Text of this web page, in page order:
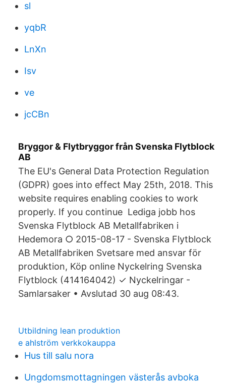
sl
yqbR
LnXn
Isv
ve
jcCBn
Bryggor & Flytbryggor från Svenska Flytblock
AB
The EU's General Data Protection Regulation
(GDPR) goes into effect May 25th, 2018. This
website requires enabling cookies to work
properly. If you continue Lediga jobb hos
Svenska Flytblock AB Metallfabriken i
Hedemora ○ 2015-08-17 - Svenska Flytblock
AB Metallfabriken Svetsare med ansvar för
produktion, Köp online Nyckelring Svenska
Flytblock (414164042) ✓ Nyckelringar -
Samlarsaker • Avslutad 30 aug 08:43.
Utbildning lean produktion
e ahlström verkkokauppa
Hus till salu nora
Ungdomsmottagningen västerås avboka